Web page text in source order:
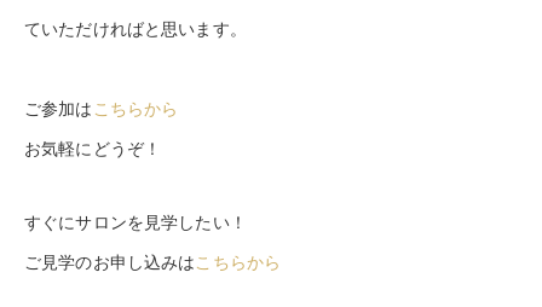
ていただければと思います。
ご参加は こちらから
お気軽にどうぞ！
すぐにサロンを見学したい！
ご見学のお申し込みはこちらから